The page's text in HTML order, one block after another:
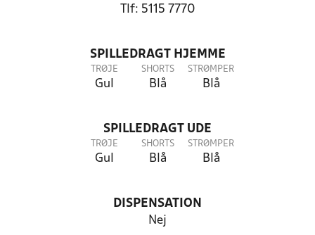
Tlf: 5115 7770
SPILLEDRAGT HJEMME
TRØJE
Gul
SHORTS
Blå
STRØMPER
Blå
SPILLEDRAGT UDE
TRØJE
Gul
SHORTS
Blå
STRØMPER
Blå
DISPENSATION
Nej